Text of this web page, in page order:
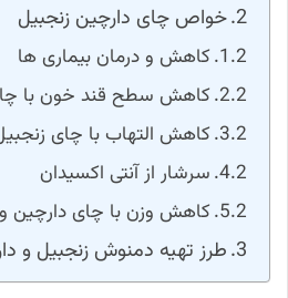
خواص چای دارچین زنجبیل
کاهش و درمان بیماری ها
کاهش سطح قند خون با
کاهش التهاب با چای
سرشار از آنتی اکسیدان
کاهش وزن با چای دارچین
طرز تهیه دمنوش زنجبیل و